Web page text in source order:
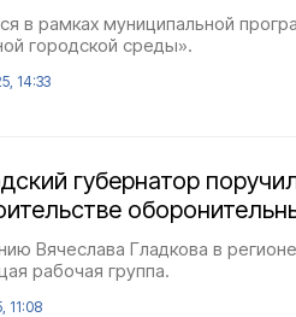
в рамках муниципальной
городской среды».
14:33
губернатор
Вячеслава Гладкова в
рабочая группа.
11:08